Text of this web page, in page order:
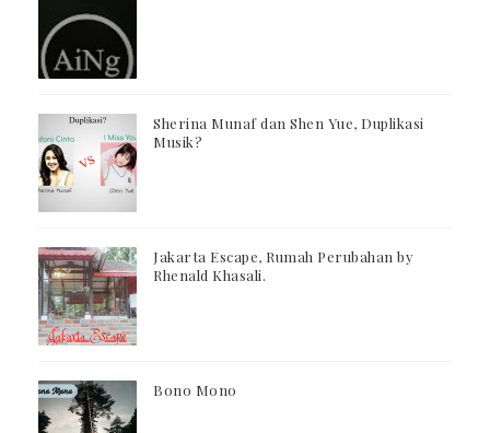
Sherina Munaf dan Shen Yue, Duplikasi
Musik?
Jakarta Escape, Rumah Perubahan by
Rhenald Khasali.
Bono Mono